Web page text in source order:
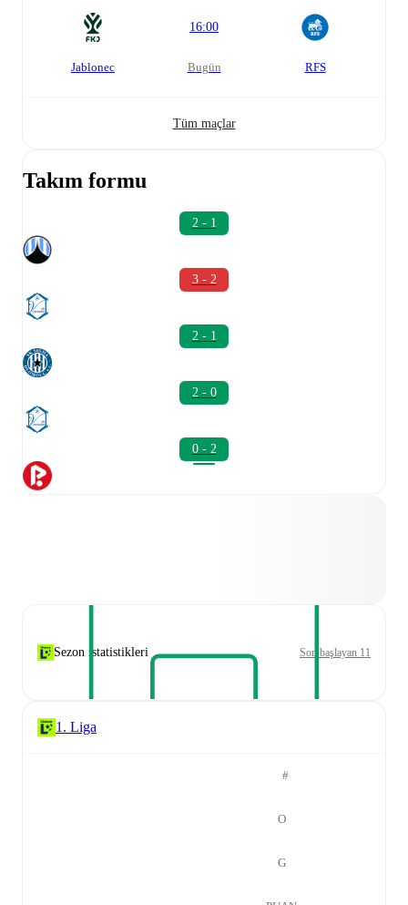
Jablonec
16:00
bugün RFS
Tüm maçlar
Takım formu
2 - 1
3 - 2
2 - 1
2 - 0
0 - 2
Sezon istatistikleri Son başlayan 11
1. Liga
#
O
G